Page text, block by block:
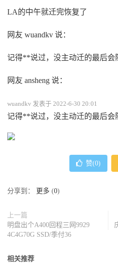
LA的中午就迁完恢复了
网友 wuandkv 说：
记得**说过，没主动迁的最后会
网友 ansheng 说：
wuandkv 发表于 2022-6-30 20:01
记得**说过，没主动迁的最后会
赞(0)
分享到： 更多 (0)
上一篇
明盘出个A400回程三网9929
4C4G70G SSD/季付36
相关推荐